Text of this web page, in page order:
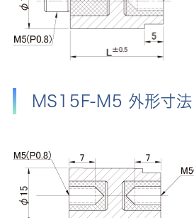
MS15F-M5 外形寸法